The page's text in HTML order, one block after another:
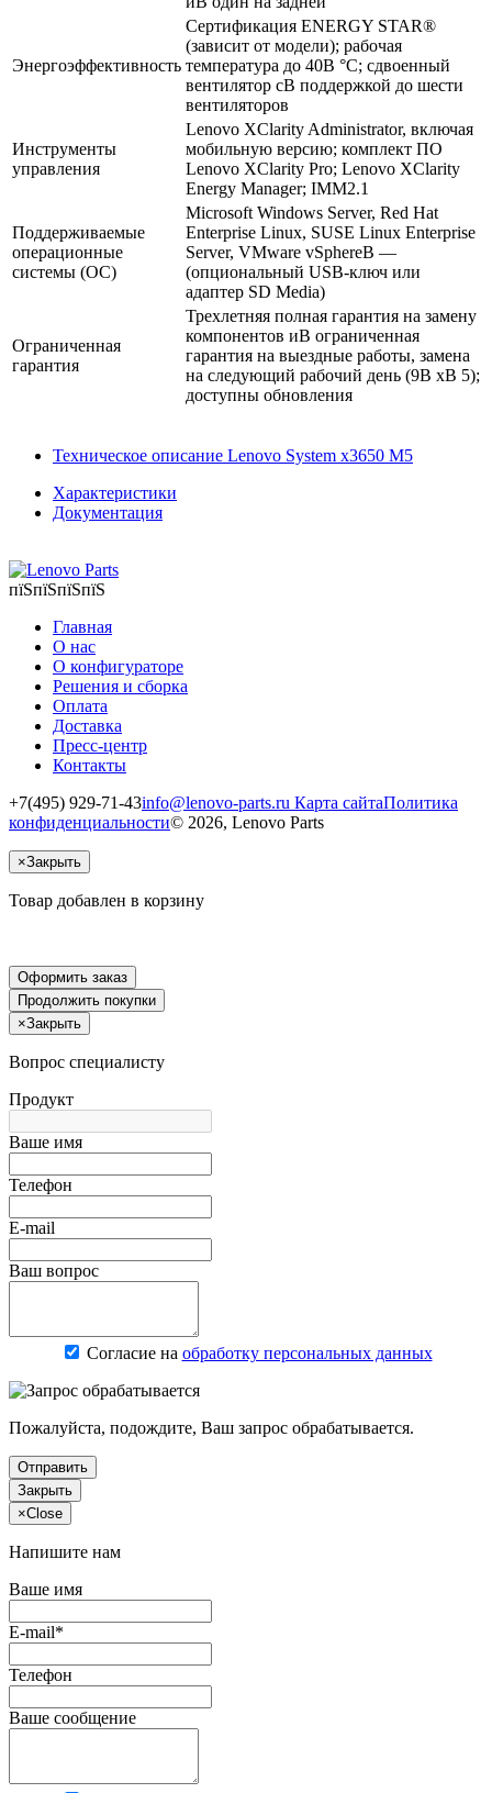
Энергоэффективность
Сертификация ENERGY STAR®
(зависит от модели); рабочая
температура до 40В °C; сдвоенный
вентилятор сВ поддержкой до шести
вентиляторов
Инструменты
управления
Lenovo XClarity Administrator, включая
мобильную версию; комплект ПО
Lenovo XClarity Pro; Lenovo XClarity
Energy Manager; IMM2.1
Поддерживаемые
операционные
системы (ОС)
Microsoft Windows Server, Red Hat
Enterprise Linux, SUSE Linux Enterprise
Server, VMware vSphereВ —
(опциональный USB-ключ или
адаптер SD Media)
Ограниченная
гарантия
Трехлетняя полная гарантия на замену
компонентов иВ ограниченная
гарантия на выездные работы, замена
на следующий рабочий день (9В xВ 5);
доступны обновления
Техническое описание Lenovo System x3650 M5
Характеристики
Документация
пїЅпїЅпїЅпїЅ
Главная
О нас
О конфигураторе
Решения и сборка
Оплата
Доставка
Пресс-центр
Контакты
+7(495) 929-71-43info@lenovo-parts.ru Карта сайтаПолитика
конфиденциальности© 2026, Lenovo Parts
×Закрыть
Товар добавлен в корзину
Оформить заказ
Продолжить покупки
×Закрыть
Вопрос специалисту
Продукт
Ваше имя
Телефон
E-mail
Ваш вопрос
Согласие на обработку персональных данных
Пожалуйста, подождите, Ваш запрос обрабатывается.
Отправить
Закрыть
×Close
Напишите нам
Ваше имя
E-mail*
Телефон
Ваше сообщение